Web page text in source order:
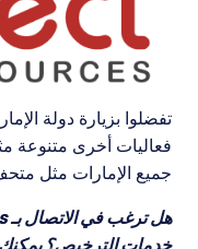
تفضلوا بزيارة دولة
فعاليات أخرى متنوعة
جميع الإمارات مثل